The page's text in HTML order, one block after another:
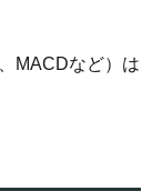
MACDなど）は